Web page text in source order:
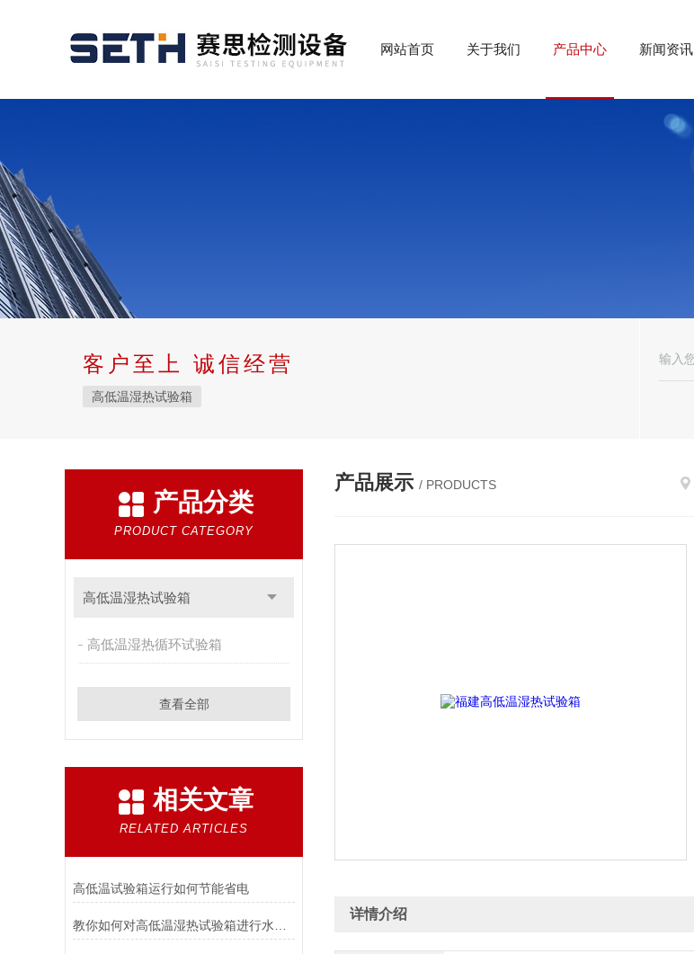
网站首页 关于我们 产品中心 新闻资讯
客户至上 诚信经营
高低温湿热试验箱
产品分类
PRODUCT CATEGORY
高低温湿热试验箱
高低温湿热循环试验箱
查看全部
相关文章
RELATED ARTICLES
高低温试验箱运行如何节能省电
产品展示 / PRODUCTS
详情介绍